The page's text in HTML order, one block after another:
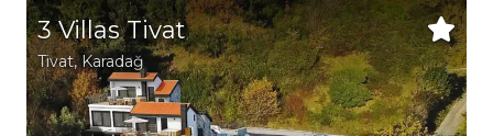
3 Villas Tivat
Tivat, Karadağ